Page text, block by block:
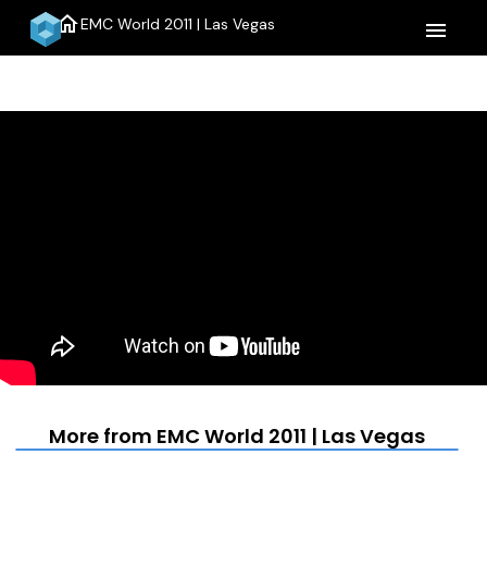
homeEMC World 2011 | Las Vegas menu
More from EMC World 2011 | Las Vegas